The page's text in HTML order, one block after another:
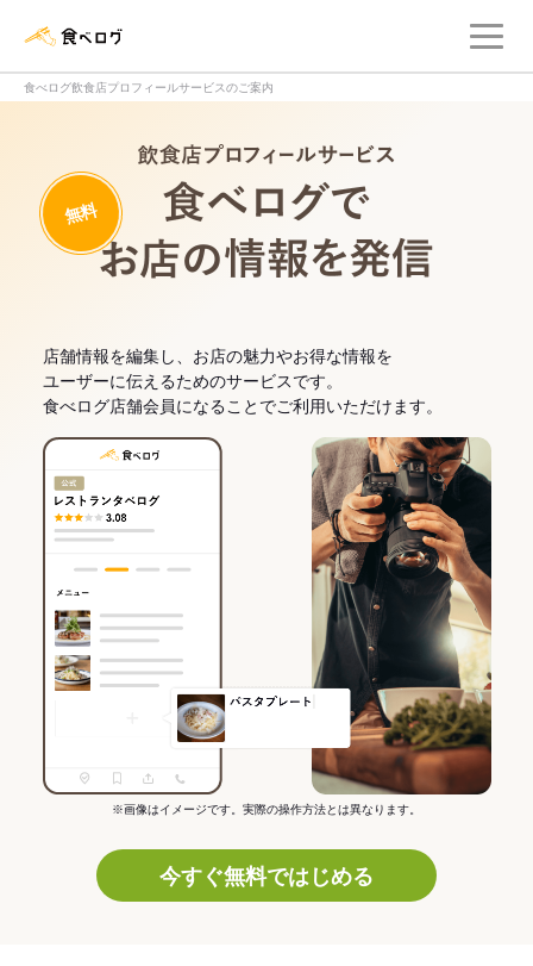
食べログ飲食店プロフィールサービスのご案内
無料
店舗情報を編集し、お店の魅力やお得な情報を
ユーザーに伝えるためのサービスです。
食べログ店舗会員になることでご利用いただけます。
※画像はイメージです。実際の操作方法とは異なります。
今すぐ無料ではじめる